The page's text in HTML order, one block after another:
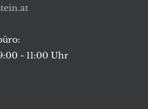
- 11:00 Uhr